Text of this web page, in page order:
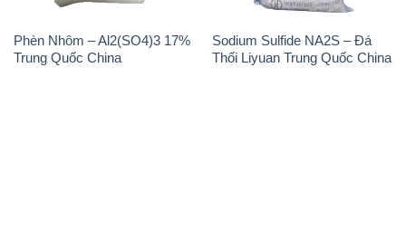
Phèn Nhôm – Al2(SO4)3 17%
Trung Quốc China
Sodium Sulfide NA2S – Đá
Thối Liyuan Trung Quốc China